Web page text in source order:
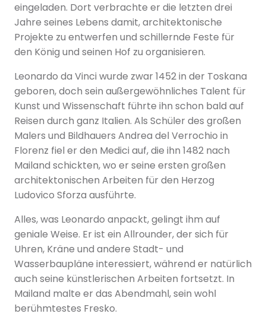
eingeladen. Dort verbrachte er die letzten drei
Jahre seines Lebens damit, architektonische
Projekte zu entwerfen und schillernde Feste für
den König und seinen Hof zu organisieren.
Leonardo da Vinci wurde zwar 1452 in der Toskana
geboren, doch sein außergewöhnliches Talent für
Kunst und Wissenschaft führte ihn schon bald auf
Reisen durch ganz Italien. Als Schüler des großen
Malers und Bildhauers Andrea del Verrochio in
Florenz fiel er den Medici auf, die ihn 1482 nach
Mailand schickten, wo er seine ersten großen
architektonischen Arbeiten für den Herzog
Ludovico Sforza ausführte.
Alles, was Leonardo anpackt, gelingt ihm auf
geniale Weise. Er ist ein Allrounder, der sich für
Uhren, Kräne und andere Stadt- und
Wasserbaupläne interessiert, während er natürlich
auch seine künstlerischen Arbeiten fortsetzt. In
Mailand malte er das Abendmahl, sein wohl
berühmtestes Fresko.